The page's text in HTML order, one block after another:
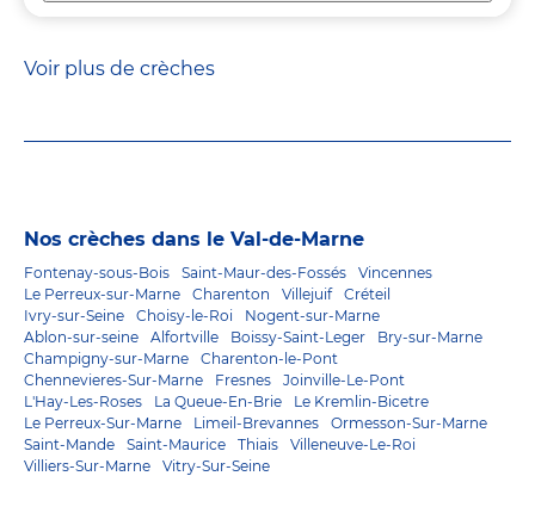
Voir plus de crèches
Nos crèches dans le Val-de-Marne
Fontenay-sous-Bois Saint-Maur-des-Fossés
Vincennes
Le Perreux-sur-Marne
Charenton Villejuif
Créteil
Ivry-sur-Seine
Choisy-le-Roi
Nogent-sur-Marne
Ablon-sur-seine
Alfortville Boissy-Saint-Leger
Bry-sur-Marne
Champigny-sur-Marne
Charenton-le-Pont
Chennevieres-Sur-Marne
Fresnes
Joinville-Le-Pont
L'Hay-Les-Roses
La Queue-En-Brie
Le Kremlin-Bicetre
Le Perreux-Sur-Marne
Limeil-Brevannes
Ormesson-Sur-Marne
Saint-Mande
Saint-Maurice Thiais
Villeneuve-Le-Roi
Villiers-Sur-Marne
Vitry-Sur-Seine